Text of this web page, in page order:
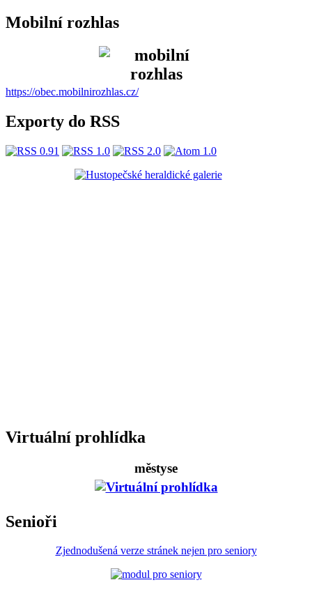
Mobilní rozhlas
https://obec.mobilnirozhlas.cz/
Exporty do RSS
Virtuální prohlídka
městyse
Senioři
Zjednodušená verze stránek nejen pro seniory